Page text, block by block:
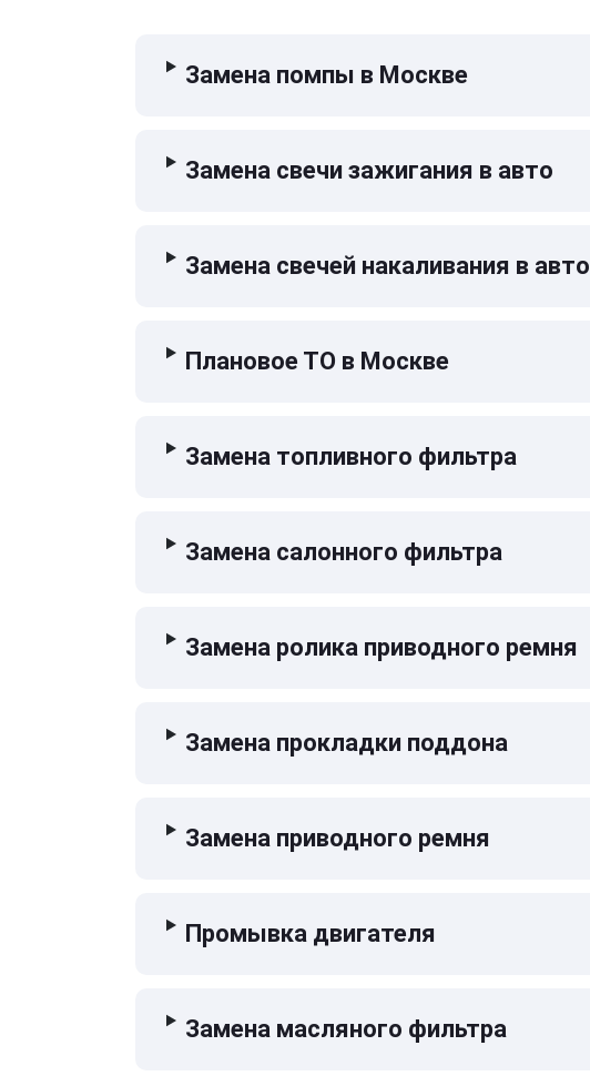
Замена помпы в Москве
Замена свечи зажигания в авто
Замена свечей накаливания в авто
Плановое ТО в Москве
Замена топливного фильтра
Замена салонного фильтра
Замена ролика приводного ремня
Замена прокладки поддона
Замена приводного ремня
Промывка двигателя
Замена масляного фильтра